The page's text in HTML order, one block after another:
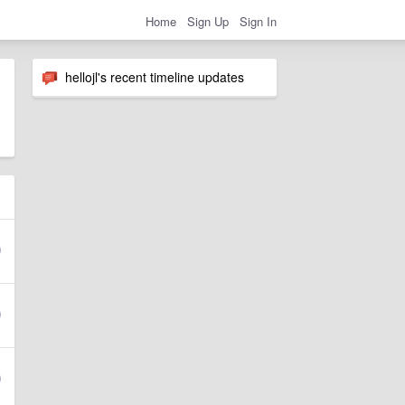
Home Sign Up Sign In
hellojl's recent timeline updates